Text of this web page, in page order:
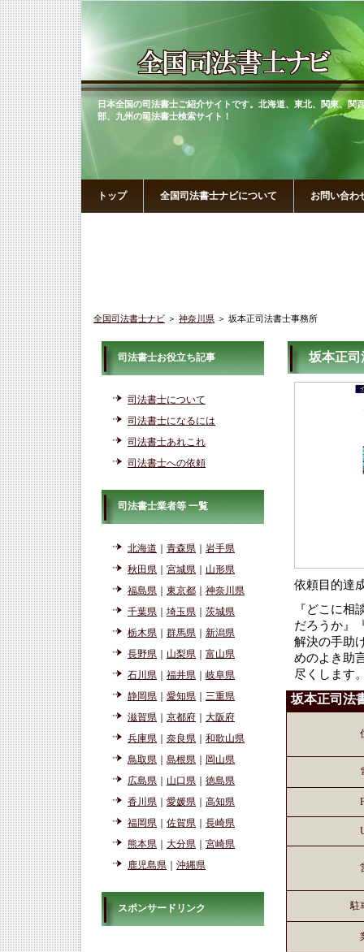
日本全国の司法書士ご紹介サイトです。北海道、東北、関東、関
部、九州の司法書士検索サイト！
トップ 全国司法書士ナビについて お問い合わ
全国司法書士ナビ ＞ 神奈川県 ＞ 坂本正司法書士事務所
坂本正
依頼目的達
『どこに相
だろうか』
解決の手助
めのよき助
尽くします
坂本正司法
駐
司法書士お役立ち記事
司法書士について
司法書士になるには
司法書士あれこれ
司法書士への依頼
司法書士業者等 一覧
北海道 青森県
岩手県
秋田県
宮城県
山形県
福島県
東京都
神奈川県
千葉県
埼玉県
茨城県
栃木県
群馬県
新潟県
長野県
山梨県
富山県
石川県
福井県
岐阜県
静岡県
愛知県
三重県
滋賀県
京都府
大阪府
兵庫県
奈良県
和歌山県
鳥取県
島根県
岡山県
広島県
山口県
徳島県
香川県
愛媛県
高知県
福岡県
佐賀県
長崎県
熊本県
大分県
宮崎県
鹿児島県
沖縄県
スポンサードリンク